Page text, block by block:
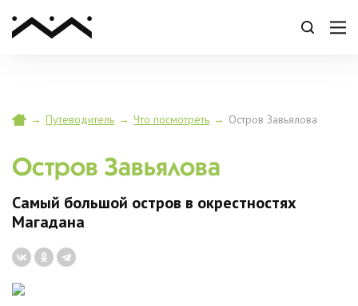
→ Путеводитель → Что посмотреть → Остров Завьялова
Остров Завьялова
Самый большой остров в окрестностях
Магадана